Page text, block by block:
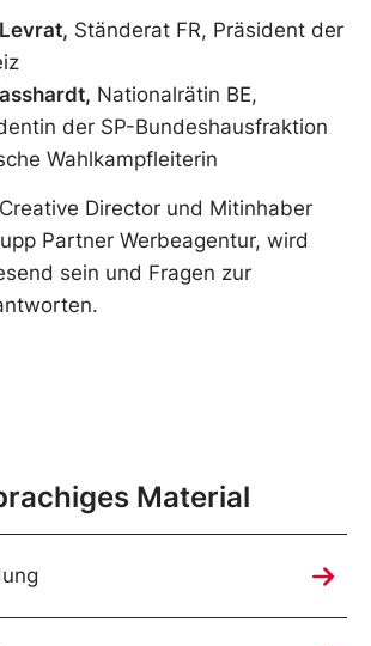
Ständerat FR, Präsident der
Nationalrätin BE,
der SP-Bundeshausfraktion
Wahlkampfleiterin
Director und Mitinhaber
Partner Werbeagentur, wird
sein und Fragen zur
Material